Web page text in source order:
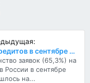
Большинство кредитов в сентябре пришлось на владельцев iPhone
заявок (65,3%) на
России в сентябре
на...